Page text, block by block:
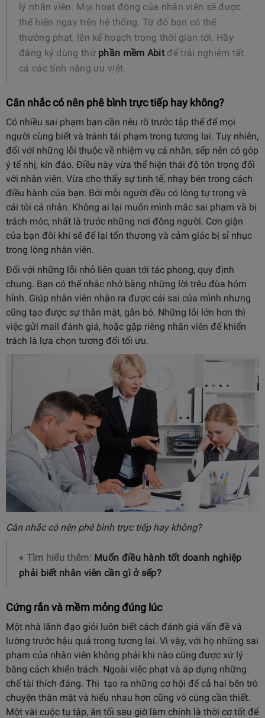
lý nhân viên. Mọi hoạt động của nhân viên sẽ được
thể hiện ngay trên hệ thống. Từ đó bạn có thể
thưởng phạt, lên kế hoạch trong thời gian tới. Hãy
đăng ký dùng thử phần mềm Abitđể trải nghiệm tất
cả các tính năng ưu việt.
Cân nhắc có nên phê bình trực tiếp hay không?
Có nhiều sai phạm bạn cần nêu rõ trước tập thể để mọi
người cùng biết và tránh tái phạm trong tương lai. Tuy nhiên,
đối với những lỗi thuộc về nhiệm vụ cá nhân, sếp nên có góp
ý tế nhị, kín đáo. Điều này vừa thể hiện thái độ tôn trọng đối
với nhân viên. Vừa cho thấy sự tinh tế, nhạy bén trong cách
điều hành của bạn. Bởi mỗi người đều có lòng tự trọng và
cái tôi cá nhân. Không ai lại muốn mình mắc sai phạm và bị
trách móc, nhất là trước những nơi đông người. Cơn giận
của bạn đôi khi sẽ để lại tổn thương và cảm giác bị sỉ nhục
trong lòng nhân viên.
Đối với những lỗi nhỏ liên quan tới tác phong, quy định
chung. Bạn có thể nhắc nhở bằng những lời trêu đùa hóm
hỉnh. Giúp nhân viên nhận ra được cái sai của mình nhưng
cũng tạo được sự thân mật, gắn bó. Những lỗi lớn hơn thì
việc gửi mail đánh giá, hoặc gặp riêng nhân viên để khiển
trách là lựa chọn tương đối tối ưu.
Cân nhắc có nên phê bình trực tiếp hay không?
♦ Tìm hiểu thêm: Muốn điều hành tốt doanh nghiệp
phải biết nhân viên cần gì ở sếp?
Cứng rắn và mềm mỏng đúng lúc
Một nhà lãnh đạo giỏi luôn biết cách đánh giá vấn đề và
lường trước hậu quả trong tương lai. Vì vậy, với họ những sai
phạm của nhân viên không phải khi nào cũng được xử lý
bằng cách khiển trách. Ngoài việc phạt và áp dụng những
chế tài thích đáng. Thì tạo ra những cơ hội để cả hai bên trò
chuyện thân mật và hiểu nhau hơn cũng vô cùng cần thiết.
Một vài cuộc tụ tập, ăn tối sau giờ làm chính là thời cơ tốt để